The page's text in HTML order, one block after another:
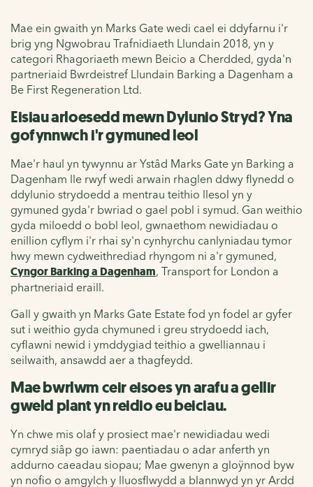
Mae ein gwaith yn Marks Gate wedi cael ei ddyfarnu i'r
brig yng Ngwobrau Trafnidiaeth Llundain 2018, yn y
categori Rhagoriaeth mewn Beicio a Cherdded, gyda'n
partneriaid Bwrdeistref Llundain Barking a Dagenham a
Be First Regeneration Ltd.
Eisiau arloesedd mewn Dylunio Stryd? Yna
gofynnwch i'r gymuned leol
Mae'r haul yn tywynnu ar Ystâd Marks Gate yn Barking a
Dagenham lle rwyf wedi arwain rhaglen ddwy flynedd o
ddylunio strydoedd a mentrau teithio llesol yn y
gymuned gyda'r bwriad o gael pobl i symud. Gan weithio
gyda miloedd o bobl leol, gwnaethom newidiadau o
enillion cyflym i'r rhai sy'n cynhyrchu canlyniadau tymor
hwy mewn cydweithrediad rhyngom ni a'r gymuned,
Cyngor Barking a Dagenham, Transport for London a
phartneriaid eraill.
Gall y gwaith yn Marks Gate Estate fod yn fodel ar gyfer
sut i weithio gyda chymuned i greu strydoedd iach,
cyflawni newid i ymddygiad teithio a gwelliannau i
seilwaith, ansawdd aer a thagfeydd.
Mae bwrlwm ceir eisoes yn arafu a gellir
gweld plant yn reidio eu beiciau.
Yn chwe mis olaf y prosiect mae'r newidiadau wedi
cymryd siâp go iawn: paentiadau o adar anferth yn
addurno caeadau siopau; Mae gwenyn a gloÿnnod byw
yn nofio o amgylch y lluosflwydd a blannwyd yn yr Ardd